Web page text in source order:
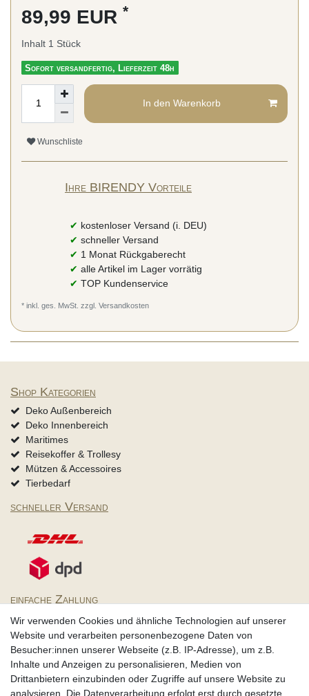
89,99 EUR *
Inhalt 1 Stück
Sofort versandfertig, Lieferzeit 48h
In den Warenkorb
Wunschliste
Ihre BIRENDY Vorteile
✔ kostenloser Versand (i. DEU)
✔ schneller Versand
✔ 1 Monat Rückgaberecht
✔ alle Artikel im Lager vorrätig
✔ TOP Kundenservice
* inkl. ges. MwSt. zzgl. Versandkosten
Shop Kategorien
Deko Außenbereich
Deko Innenbereich
Maritimes
Reisekoffer & Trollesy
Mützen & Accessoires
Tierbedarf
schneller Versand
einfache Zahlung
Partner
Wir verwenden Cookies und ähnliche Technologien auf unserer
Website und verarbeiten personenbezogene Daten von
Besucher:innen unserer Webseite (z.B. IP-Adresse), um z.B.
Inhalte und Anzeigen zu personalisieren, Medien von
Drittanbietern einzubinden oder Zugriffe auf unsere Website zu
analysieren. Die Datenverarbeitung erfolgt erst durch gesetzte